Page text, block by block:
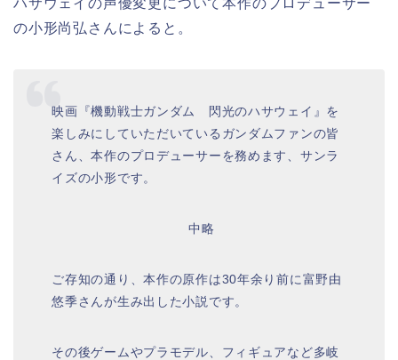
ハサウェイの声優変更について本作のプロデューサー
の小形尚弘さんによると。
映画『機動戦士ガンダム 閃光のハサウェイ』を
楽しみにしていただいているガンダムファンの皆
さん、本作のプロデューサーを務めます、サンラ
イズの小形です。
中略
ご存知の通り、本作の原作は30年余り前に富野由
悠季さんが生み出した小説です。
その後ゲームやプラモデル、フィギュアなど多岐